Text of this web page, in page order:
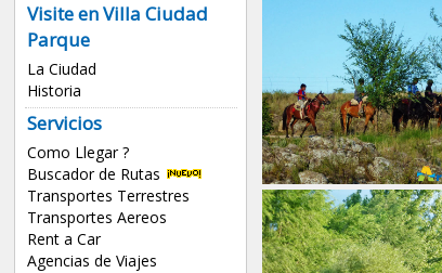
Visite en Villa Ciudad
Parque
La Ciudad
Historia
Servicios
Como Llegar ?
Buscador de Rutas
Transportes Terrestres
Transportes Aereos
Rent a Car
Agencias de Viajes